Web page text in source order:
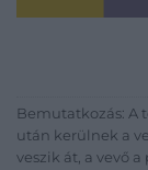
Bemutatkozás: A
után kerülnek a
veszik át, a vevő